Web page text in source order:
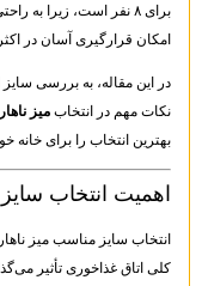
برای ۸ نفر است، زیرا به
امکان قرارگیری آسان در اکثر
نکات مهم در انتخابمیز
بهترین انتخاب را برای خانه خود
اهمیت انتخاب سایز
انتخاب سایز مناسب میز
کلی اتاق غذاخوری تأثیر